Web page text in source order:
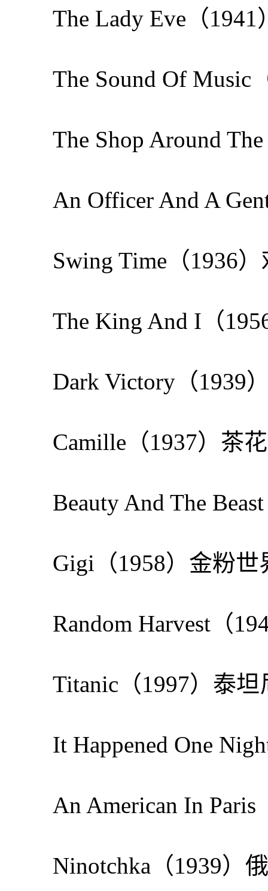
The Lady Eve（
The Sound Of Music
The Shop Around
An Officer And A
Swing Time（1936
The King And I（
Dark Victory（1939
Camille（1937）茶
Beauty And The
Gigi（1958）金粉世
Random Harvest（
Titanic（1997）泰坦
It Happened One
An American In
Ninotchka（1939）